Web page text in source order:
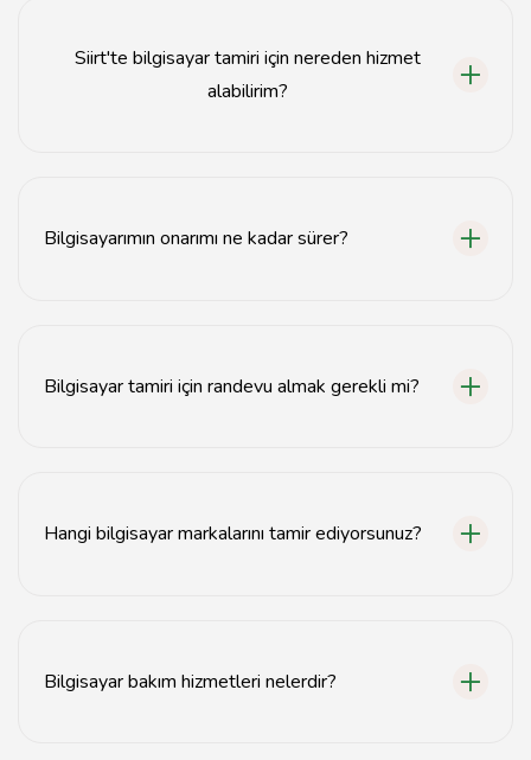
Siirt'te bilgisayar tamiri için nereden hizmet
alabilirim?
Bilgisayarımın onarımı ne kadar sürer?
Bilgisayar tamiri için randevu almak gerekli mi?
Hangi bilgisayar markalarını tamir ediyorsunuz?
Bilgisayar bakım hizmetleri nelerdir?